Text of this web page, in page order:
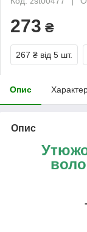
273 ₴
267 ₴ від 5 шт.
Опис
Опис